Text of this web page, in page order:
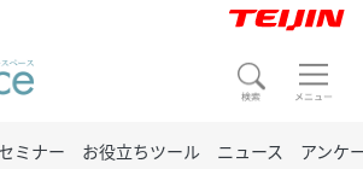
セミナー お役立ちツール ニュース アンケ